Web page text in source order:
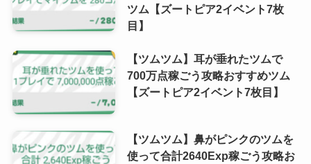
ツム【ズートピア2イベント7枚
目】
【ツムツム】耳が垂れたツムで
700万点稼ごう攻略おすすめツム
【ズートピア2イベント7枚目】
【ツムツム】鼻がピンクのツムを
使って合計2640Exp稼ごう攻略お